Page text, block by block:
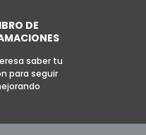
DE
saber tu
para seguir